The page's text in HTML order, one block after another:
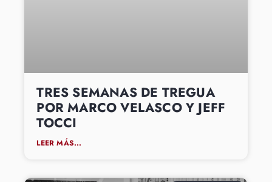
TRES SEMANAS DE TREGUA
POR MARCO VELASCO Y JEFF
TOCCI
LEER MÁS...